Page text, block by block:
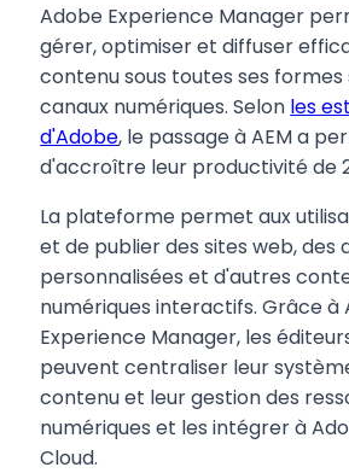
Adobe Experience Manager
gérer, optimiser et diffuser
contenu sous toutes ses formes
canaux numériques. Selon les
d'Adobe, le passage à AEM a
d'accroître leur productivité de
La plateforme permet aux
et de publier des sites web, des
personnalisées et d'autres
numériques interactifs. Grâce à
Experience Manager, les
peuvent centraliser leur
contenu et leur gestion des
numériques et les intégrer à
Cloud.